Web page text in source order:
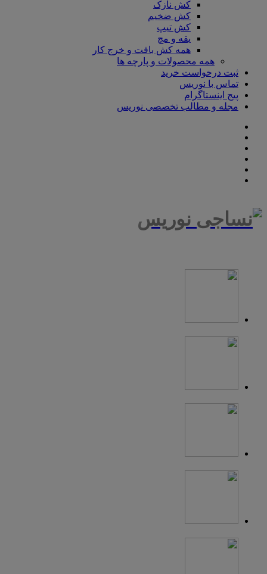
کش نازک
کش ضخیم
کش تیپ
یقه و مچ
همه کش بافت و خرج کار
همه محصولات و پارچه ها
ثبت درخواست خرید
تماس با نوریس
پیج اینستاگرام
مجله و مطالب تخصصی نوریس